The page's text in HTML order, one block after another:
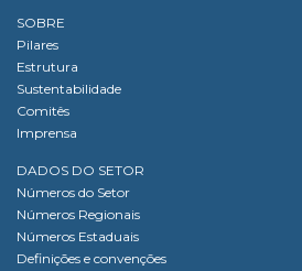
SOBRE
Pilares
Estrutura
Sustentabilidade
Comitês
Imprensa
DADOS DO SETOR
Números do Setor
Números Regionais
Números Estaduais
Definições e convenções